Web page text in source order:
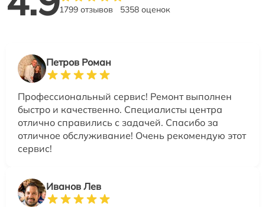
1799 отзывов 5358 оценок
Петров Роман
Профессиональный сервис! Ремонт выполнен
быстро и качественно. Специалисты центра
отлично справились с задачей. Спасибо за
отличное обслуживание! Очень рекомендую этот
сервис!
Иванов Лев